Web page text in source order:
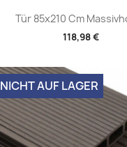
Tür 85x210 Cm
118,98 €
NICHT AUF LAGER